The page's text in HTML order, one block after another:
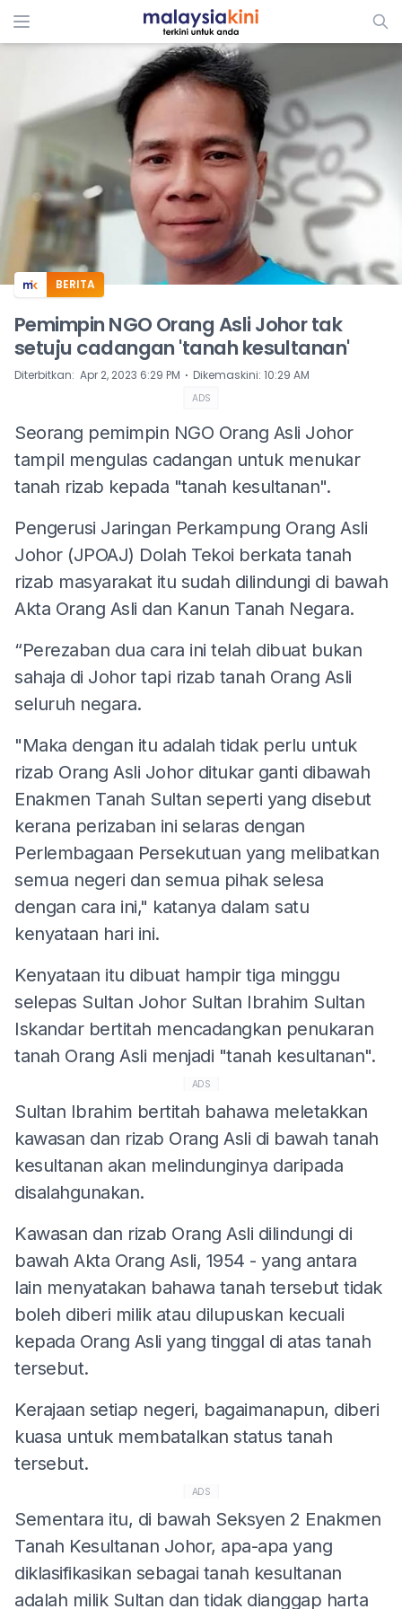
ADS
BERITA
Pemimpin NGO Orang Asli Johor tak
setuju cadangan 'tanah kesultanan'
Diterbitkan: Apr 2, 2023 6:29 PM ⋅ Dikemaskini: 10:29 AM
ADS
Seorang pemimpin NGO Orang Asli Johor
tampil mengulas cadangan untuk menukar
tanah rizab kepada "tanah kesultanan".
Pengerusi Jaringan Perkampung Orang Asli
Johor (JPOAJ) Dolah Tekoi berkata tanah
rizab masyarakat itu sudah dilindungi di bawah
Akta Orang Asli dan Kanun Tanah Negara.
“Perezaban dua cara ini telah dibuat bukan
sahaja di Johor tapi rizab tanah Orang Asli
seluruh negara.
"Maka dengan itu adalah tidak perlu untuk
rizab Orang Asli Johor ditukar ganti dibawah
Enakmen Tanah Sultan seperti yang disebut
kerana perizaban ini selaras dengan
Perlembagaan Persekutuan yang melibatkan
semua negeri dan semua pihak selesa
dengan cara ini," katanya dalam satu
kenyataan hari ini.
Kenyataan itu dibuat hampir tiga minggu
selepas Sultan Johor Sultan Ibrahim Sultan
Iskandar bertitah mencadangkan penukaran
tanah Orang Asli menjadi "tanah kesultanan".
ADS
Sultan Ibrahim bertitah bahawa meletakkan
kawasan dan rizab Orang Asli di bawah tanah
kesultanan akan melindunginya daripada
disalahgunakan.
Kawasan dan rizab Orang Asli dilindungi di
bawah Akta Orang Asli, 1954 - yang antara
lain menyatakan bahawa tanah tersebut tidak
boleh diberi milik atau dilupuskan kecuali
kepada Orang Asli yang tinggal di atas tanah
tersebut.
Kerajaan setiap negeri, bagaimanapun, diberi
kuasa untuk membatalkan status tanah
tersebut.
ADS
Sementara itu, di bawah Seksyen 2 Enakmen
Tanah Kesultanan Johor, apa-apa yang
diklasifikasikan sebagai tanah kesultanan
adalah milik Sultan dan tidak dianggap harta